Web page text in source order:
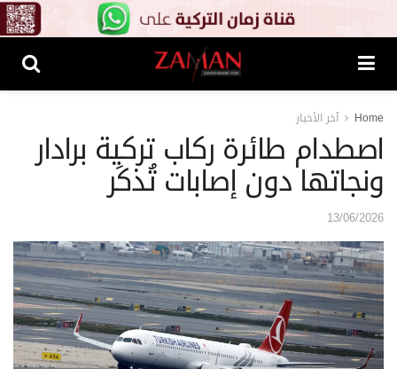
Home آخر الأخبار
اصطدام طائرة ركاب تركية برادار
ونجاتها دون إصابات تُذكَر
13/06/2026